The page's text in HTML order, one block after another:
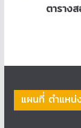
ตาราง
แผนที่ ตำแหน่